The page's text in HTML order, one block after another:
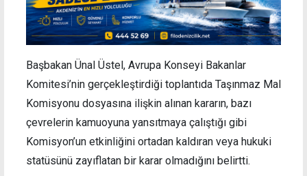
Başbakan Ünal Üstel, Avrupa Konseyi Bakanlar
Komitesi’nin gerçekleştirdiği toplantıda Taşınmaz Mal
Komisyonu dosyasına ilişkin alınan kararın, bazı
çevrelerin kamuoyuna yansıtmaya çalıştığı gibi
Komisyon’un etkinliğini ortadan kaldıran veya hukuki
statüsünü zayıflatan bir karar olmadığını belirtti.